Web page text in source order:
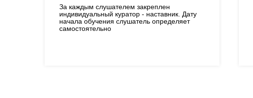
За каждым слушателем закреплен
индивидуальный куратор - наставник. Дату
начала обучения слушатель определяет
самостоятельно